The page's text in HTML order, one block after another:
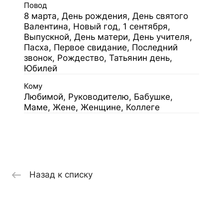
Повод
8 марта, День рождения, День святого
Валентина, Новый год, 1 сентября,
Выпускной, День матери, День учителя,
Пасха, Первое свидание, Последний
звонок, Рождество, Татьянин день,
Юбилей
Кому
Любимой, Руководителю, Бабушке,
Маме, Жене, Женщине, Коллеге
Назад к списку